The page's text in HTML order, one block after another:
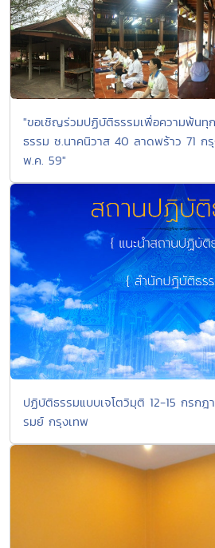
"ขอเชิญร่วมปฏิบัติธรรมเพื่อความพ้นทุ
ธรรม ซ.นาคนิวาส 40 ลาดพร้าว 71
พ.ค. 59"
ปฏิบัติธรรมแบบเจโตวิมุติ 12-15 กร
รมย์ กรุงเทพ